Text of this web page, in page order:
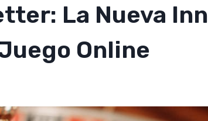
La Nueva
Online